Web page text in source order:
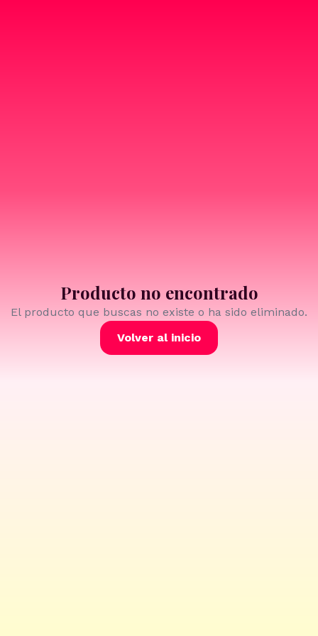
Producto no encontrado
El producto que buscas no existe o ha sido eliminado.
Volver al inicio